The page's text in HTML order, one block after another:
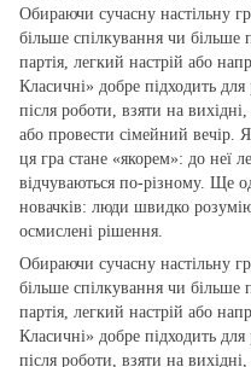
Обираючи сучасну настільну
більше спілкування чи більше
партія, легкий настрій або
Класичні» добре підходить для
після роботи, взяти на
або провести сімейний вечір.
ця гра стане «якорем»: до неї
відчуваються по‑різному. Ще
новачків: люди швидко
осмислені рішення.
Обираючи сучасну настільну
більше спілкування чи більше
партія, легкий настрій або
Класичні» добре підходить для
після роботи, взяти на